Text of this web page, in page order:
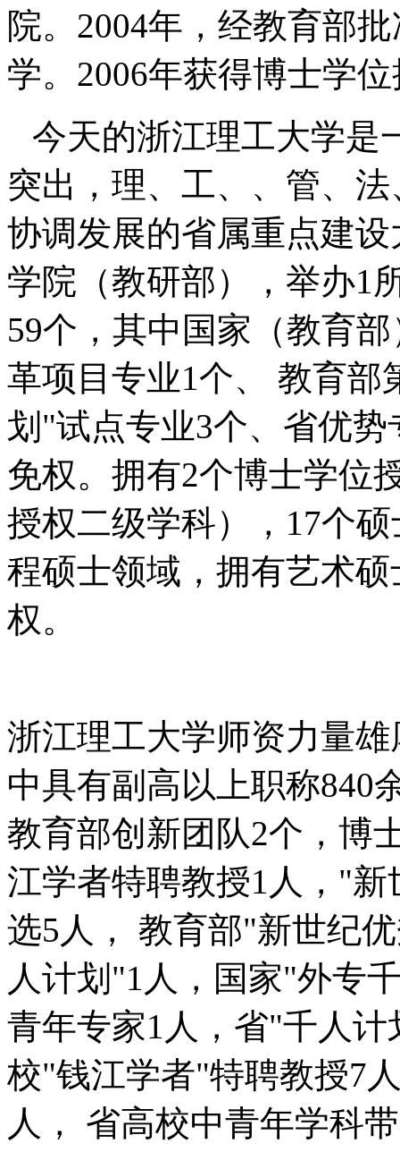
院。 2004年，经教育部
学。 2006年获得博士学
今天的浙江理工大学是
突出，理、工、、管、
协调发展的省属重点建
学院（教研部），举办1
59个，其中国家（教育
革项目专业1个、
教育部
划 "试点专业3个、省优势
免权。拥有2个博士学位
授权二级学科）， 17个硕
程硕士领域，拥有艺术
权。
浙江理工大学师资力量
中具有副高以上职称840
教育部创新团队2个，博
江学者特聘教授1 人， "新
选5 人， 教育部"新世纪
人计划 "1 人，国家"外专
青年专家1 人，省"千人计
校"钱江学者"特聘教授7
人，
省高校中青年学科